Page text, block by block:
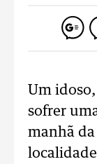
Um
sofrer
manhã